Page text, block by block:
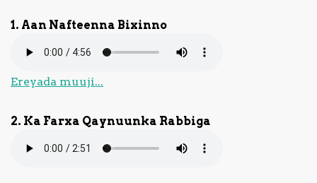
Quduuska
Ah
Kale
Nagala
xiriir
1. Aan Nafteenna Bixinno
Ereyada muuji...
2. Ka Farxa Qaynuunka Rabbiga